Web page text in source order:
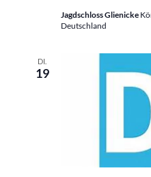
Jagdschloss Glienicke
Deutschland
DI.
19